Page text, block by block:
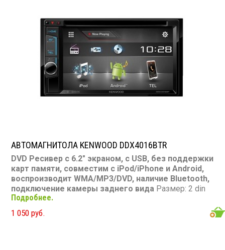
АВТОМАГНИТОЛА KENWOOD DDX4016BTR
DVD Ресивер с 6.2" экраном, с USB, без поддержки
карт памяти, совместим с iPod/iPhone и Android,
воспроизводит WMA/MP3/DVD, наличие Bluetooth,
подключение камеры заднего вида Размер: 2 din
Подсветка:
экран TV-тюнер: нет USB: есть SD карта: нет AUX
вход: нет Пульт: нет Bluetooth: есть Съемная панель:
Подробнее.
1 050 руб.